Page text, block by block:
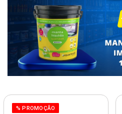
% PROMOÇÃO